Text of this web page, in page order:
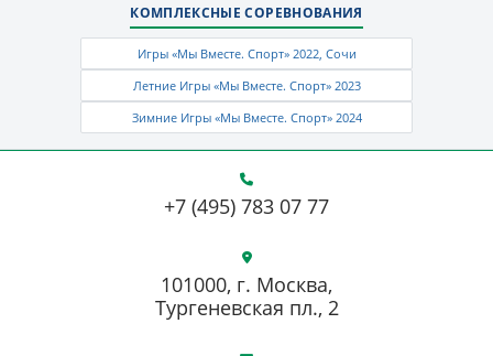
КОМПЛЕКСНЫЕ СОРЕВНОВАНИЯ
Игры «Мы Вместе. Спорт» 2022, Сочи
Летние Игры «Мы Вместе. Спорт» 2023
Зимние Игры «Мы Вместе. Спорт» 2024
+7 (495) 783 07 77
101000, г. Москва,
Тургеневская пл., 2